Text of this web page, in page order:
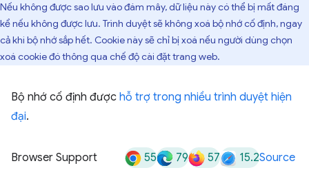
Nếu không được sao lưu vào đám mây, dữ liệu này có thể bị mất đáng
kể nếu không được lưu. Trình duyệt sẽ không xoá bộ nhớ cố định, ngay
cả khi bộ nhớ sắp hết. Cookie này sẽ chỉ bị xoá nếu người dùng chọn
xoá cookie đó thông qua chế độ cài đặt trang web.
Bộ nhớ cố định được hỗ trợ trong nhiều trình duyệt hiện
đại.
Browser Support 55 79 57 15.2Source